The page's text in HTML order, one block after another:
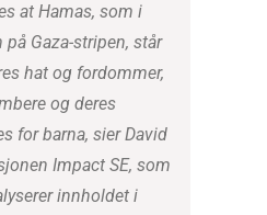
at Hamas, som i
Gaza-stripen, står
hat og fordommer,
og deres
for barna, sier David
Impact SE, som
innholdet i